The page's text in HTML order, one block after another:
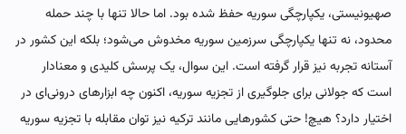
صهیونیستی، یکپارچگی سوریه حفظ شده بود. اما حالا تنها با چند حمله
محدود، نه تنها یکپارچگی سرزمین سوریه مخدوش می‌شود؛ بلکه این کشور در
آستانه تجربه نیز قرار گرفته است. این سوال، یک پرسش کلیدی و معنادار
است که جولانی برای جلوگیری از تجزیه سوریه، اکنون چه ابزارهای درونی‌ای در
اختیار دارد؟ هیچ! حتی کشورهایی مانند ترکیه نیز توان مقابله با تجزیه سوریه